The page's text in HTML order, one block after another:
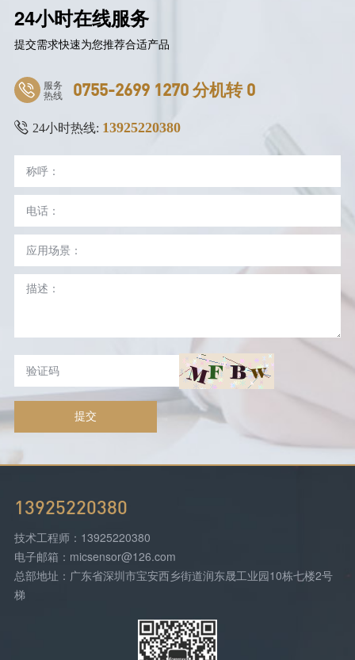
24小时在线服务
提交需求快速为您推荐合适产品
服务
热线 0755-2699 1270 分机转 0
24小时热线: 13925220380
提交
13925220380
技术工程师：13925220380
电子邮箱：micsensor@126.com
总部地址：广东省深圳市宝安西乡街道润东晟工业园10栋七楼2号
梯